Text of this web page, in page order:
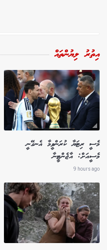
އިތުރު ލިޔުންތައް
މެސީ ރިޓަޔާ ކުރަންވީމާ އެނގޭނީ
މެސީއަށް: އާޖެންޓީނާ
9 hours ago